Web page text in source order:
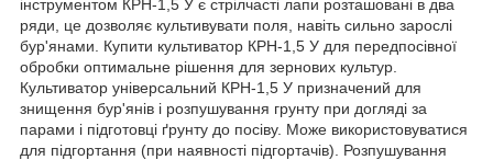
інструментом КРН-1,5 У є стрілчасті лапи розташовані в два
ряди, це дозволяє культивувати поля, навіть сильно зарослі
бур'янами. Купити культиватор КРН-1,5 У для передпосівної
обробки оптимальне рішення для зернових культур.
Культиватор універсальний КРН-1,5 У призначений для
знищення бур'янів і розпушування грунту при догляді за
парами і підготовці ґрунту до посіву. Може використовуватися
для підгортання (при наявності підгортачів). Розпушування